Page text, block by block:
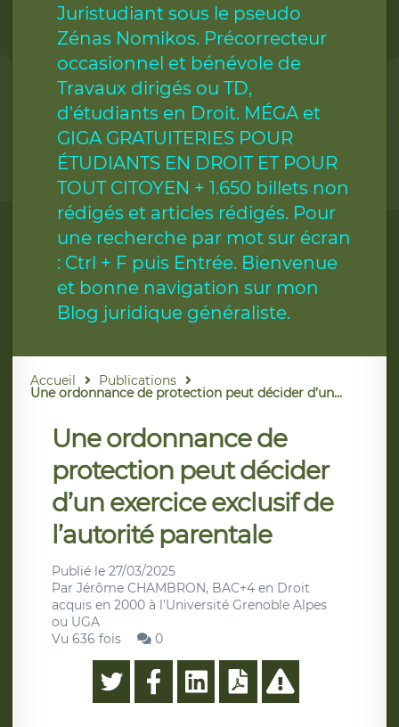
Juristudiant sous le pseudo
Zénas Nomikos. Précorrecteur
occasionnel et bénévole de
Travaux dirigés ou TD,
d'étudiants en Droit. MÉGA et
GIGA GRATUITERIES POUR
ÉTUDIANTS EN DROIT ET POUR
TOUT CITOYEN + 1.650 billets non
rédigés et articles rédigés. Pour
une recherche par mot sur écran
: Ctrl + F puis Entrée. Bienvenue
et bonne navigation sur mon
Blog juridique généraliste.
Accueil Publications
Une ordonnance de protection peut décider d’un...
Une ordonnance de
protection peut décider
d’un exercice exclusif de
l’autorité parentale
Publié le 27/03/2025
Par Jérôme CHAMBRON, BAC+4 en Droit
acquis en 2000 à l'Université Grenoble Alpes
ou UGA
Vu 636 fois
0